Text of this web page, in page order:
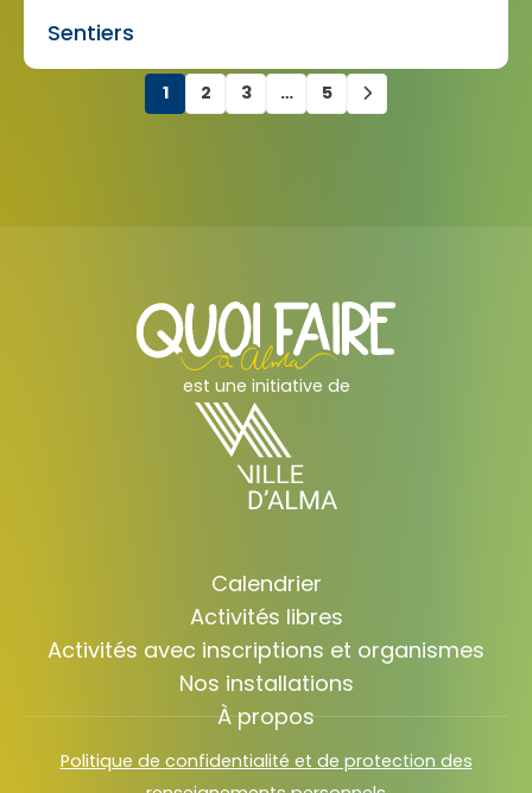
Sentiers
1 2 3 … 5
est une initiative de
Calendrier
Activités libres
Activités avec inscriptions et organismes
Nos installations
À propos
Politique de confidentialité et de protection des